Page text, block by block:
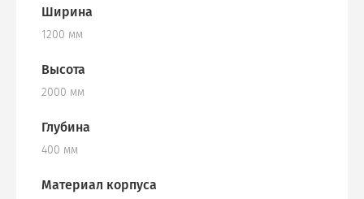
Ширина
1200 мм
Высота
2000 мм
Глубина
400 мм
Материал корпуса